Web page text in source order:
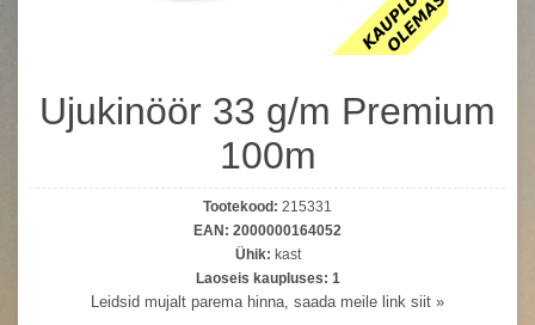
Ujukinöör 33 g/m Premium
100m
Tootekood: 215331
EAN: 2000000164052
Ühik: kast
Laoseis kaupluses: 1
Leidsid mujalt parema hinna, saada meile link siit »